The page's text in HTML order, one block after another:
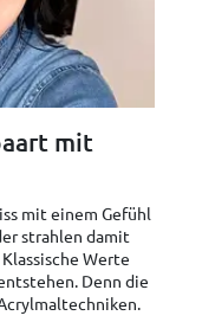
mit
mit einem Gefühl
strahlen damit
Werte
Denn die